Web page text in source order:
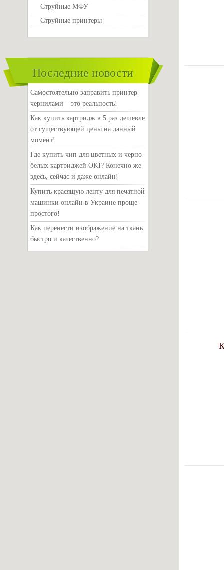
Струйные МФУ
Струйные принтеры
Последние новости
Самостоятельно заправить принтер
чернилами – это реальность!
Как купить картридж в 5 раз дешевле
от существующей цены на данный
момент!
Где купить чип для цветных и черно-
белых картриджей OKI? Конечно же
здесь, сейчас и даже онлайн!
Купить красящую ленту для печатной
машинки онлайн в Украине проще
простого!
Как перенести изображение на ткань
быстро и качественно?